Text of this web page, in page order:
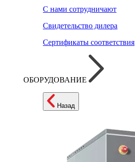
С нами сотрудничают
Свидетельство дилера
Сертификаты соответствия
ОБОРУДОВАНИЕ
Назад